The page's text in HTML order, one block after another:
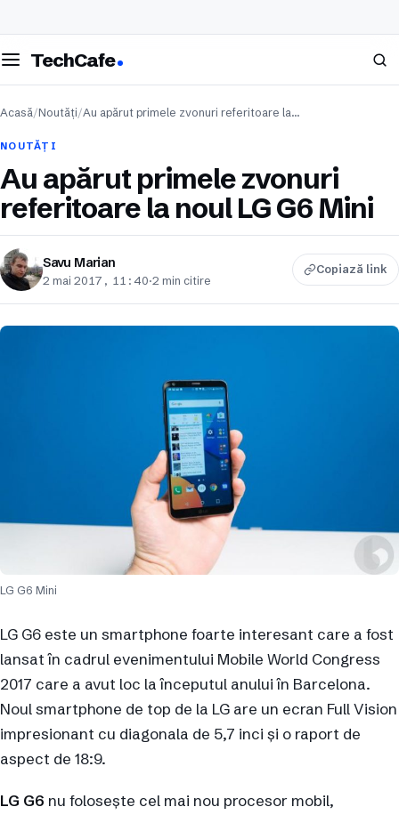
meniul
TechCafe Caută
Acasă/Noutăți/Au apărut primele zvonuri referitoare la…
NOUTĂȚI
Au apărut primele zvonuri
referitoare la noul LG G6 Mini
Savu Marian
2 mai 2017, 11:40·2 min citire
Copiază link
LG G6 Mini
LG G6 este un smartphone foarte interesant care a fost
lansat în cadrul evenimentului Mobile World Congress
2017 care a avut loc la începutul anului în Barcelona.
Noul smartphone de top de la LG are un ecran Full Vision
impresionant cu diagonala de 5,7 inci și o raport de
aspect de 18:9.
LG G6 nu folosește cel mai nou procesor mobil,